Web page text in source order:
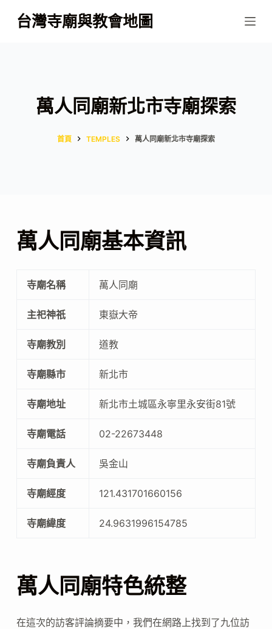
跳
至
台灣寺廟與教會地圖
萬人同廟新北市寺廟探索
首頁 TEMPLES 萬人同廟新北市寺廟探索
萬人同廟基本資訊
寺廟名稱 萬人同廟
主祀神祇 東嶽大帝
寺廟教別 道教
寺廟縣市 新北市
寺廟地址 新北市土城區永寧里永安街81號
寺廟電話 02-22673448
寺廟負責人 吳金山
寺廟經度 121.431701660156
寺廟緯度 24.9631996154785
萬人同廟特色統整
在這次的訪客評論摘要中，我們在網路上找到了九位訪